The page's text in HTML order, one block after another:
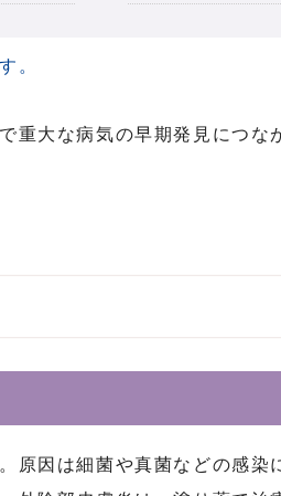
。
重大な病気の早期発見につ
原因は細菌や真菌などの感